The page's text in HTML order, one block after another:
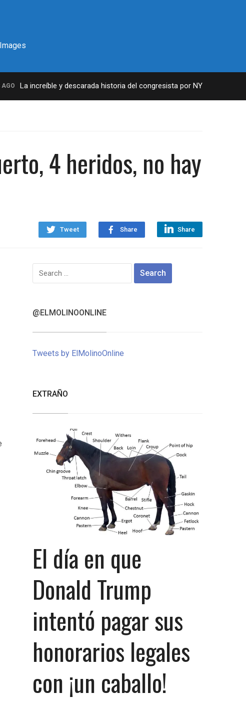
Images
La increíble y descarada historia del congresista por NY George Santos
4 heridos, no hay
Tweet Share Share
Search
for:
@ELMOLINOONLINE
Tweets by ElMolinoOnline
EXTRAÑO
El día en que
Donald Trump
intentó pagar sus
honorarios legales
con ¡un caballo!